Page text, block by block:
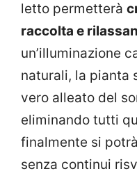
letto permetterà
raccolta e
un’illuminazione
naturali, la pianta
vero alleato del
eliminando tutti
finalmente si
senza continui